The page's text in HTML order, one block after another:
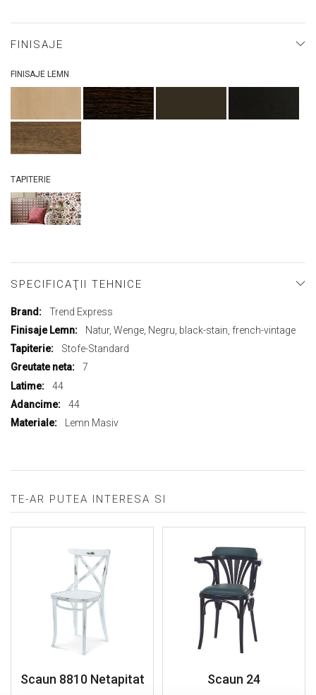
FINISAJE
FINISAJE LEMN
TAPITERIE
SPECIFICAŢII TEHNICE
Mai
multe
Trend Express
Natur, Wenge, Negru, black-stain, french-vintage
Stofe-Standard
7
44
44
Lemn Masiv
TE-AR PUTEA INTERESA SI
Scaun 8810 Netapitat Scaun 24